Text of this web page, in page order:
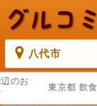
八代市
のお
東京都 飲